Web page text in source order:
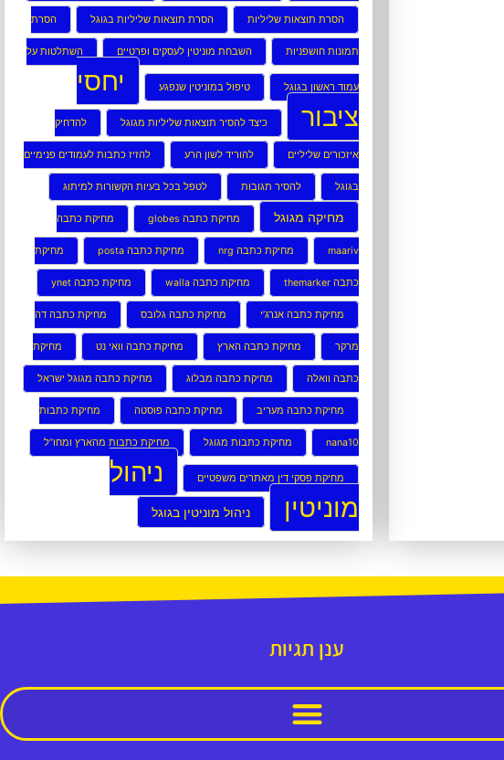
הסרת תוצאות שליליות הסרת תוצאות שליליות בגוגל הסרת
תמונות חושפניות השבחת מוניטין לעסקים ופרטיים השתלטות על
עמוד ראשון בגוגל טיפול במוניטין שנפגע
יחסי
ציבור
כיצד להסיר תוצאות שליליות מגוגל להדחיק
איזכורים שליליים להוריד לשון הרע להזיז כתבות לעמודים פנימיים
בגוגל להסיר תגובות לטפל בכל בעיות הקשורות למיתוג
מחיקה מגוגל מחיקת כתבה globes מחיקת כתבה
maariv מחיקת כתבה nrg מחיקת כתבה posta מחיקת
כתבה themarker מחיקת כתבה walla מחיקת כתבה ynet
מחיקת כתבה אנרג’י מחיקת כתבה גלובס מחיקת כתבה דה
מרקר מחיקת כתבה הארץ מחיקת כתבה וואי נט מחיקת
כתבה וואלה מחיקת כתבה מבלוג מחיקת כתבה מגוגל ישראל
מחיקת כתבה מעריב מחיקת כתבה פוסטה מחיקת כתבות
nana10 מחיקת כתבות מגוגל מחיקת כתבות מהארץ ומחו”ל
מחיקת פסקי דין מאתרים משפטיים
ניהול
מוניטין
ניהול מוניטין בגוגל
ענן תגיות